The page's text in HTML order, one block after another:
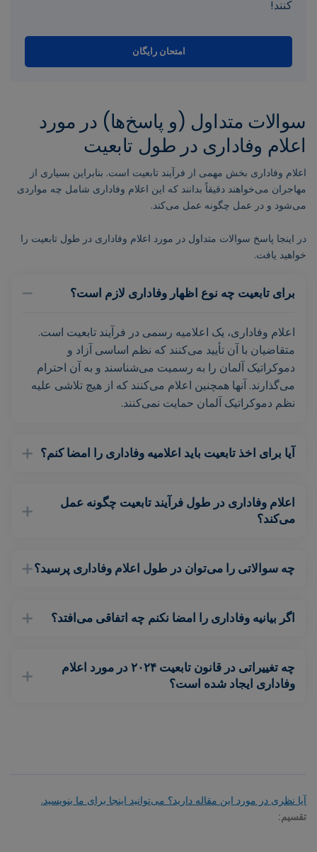
کنند!
امتحان رایگان
سوالات متداول (و پاسخ‌ها) در مورد
اعلام وفاداری در طول تابعیت
اعلام وفاداری بخش مهمی از فرآیند تابعیت است. بنابراین بسیاری از
مهاجران می‌خواهند دقیقاً بدانند که این اعلام وفاداری شامل چه مواردی
می‌شود و در عمل چگونه عمل می‌کند.
در اینجا پاسخ سوالات متداول در مورد اعلام وفاداری در طول تابعیت را
خواهید یافت.
برای تابعیت چه نوع اظهار وفاداری لازم است؟
اعلام وفاداری، یک اعلامیه رسمی در فرآیند تابعیت است.
متقاضیان با آن تأیید می‌کنند که نظم اساسی آزاد و
دموکراتیک آلمان را به رسمیت می‌شناسند و به آن احترام
می‌گذارند. آنها همچنین اعلام می‌کنند که از هیچ تلاشی علیه
نظم دموکراتیک آلمان حمایت نمی‌کنند.
آیا برای اخذ تابعیت باید اعلامیه وفاداری را امضا کنم؟
اعلام وفاداری در طول فرآیند تابعیت چگونه عمل
می‌کند؟
چه سوالاتی را می‌توان در طول اعلام وفاداری پرسید؟
اگر بیانیه وفاداری را امضا نکنم چه اتفاقی می‌افتد؟
چه تغییراتی در قانون تابعیت ۲۰۲۴ در مورد اعلام
وفاداری ایجاد شده است؟
آیا نظری در مورد این مقاله دارید؟ می‌توانید اینجا برای ما بنویسید.
تقسیم: